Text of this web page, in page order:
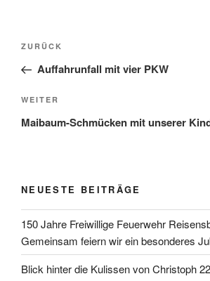
Beitragsnavigation
Vorheriger
Beitrag
ZURÜCK
Auffahrunfall mit vier PKW
Nächster
Beitrag
WEITER
Maibaum-Schmücken mit unserer
NEUESTE BEITRÄGE
150 Jahre Freiwillige Feuerwehr
Gemeinsam feiern wir ein besonderes
Blick hinter die Kulissen von Christoph 22